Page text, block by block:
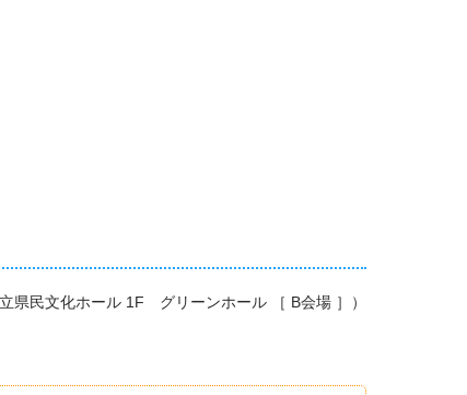
県民文化ホール 1F グリーンホール ［ B会場 ］）